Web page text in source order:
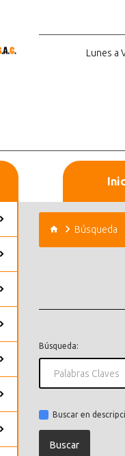
Lunes a
Búsqueda
Búsqueda:
Buscar en